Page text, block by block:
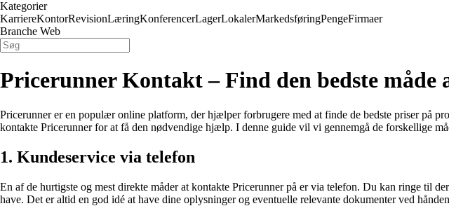
Kategorier
KarriereKontorRevisionLæringKonferencerLagerLokalerMarkedsføringPengeFirmaer
Branche Web
Pricerunner Kontakt – Find den bedste
Pricerunner er en populær online platform, der hjælper forbrugere med at finde de bedste priser på
kontakte Pricerunner for at få den nødvendige hjælp. I denne guide vil vi gennemgå de forskellige
1. Kundeservice via telefon
En af de hurtigste og mest direkte måder at kontakte Pricerunner på er via telefon. Du kan ringe til
have. Det er altid en god idé at have dine oplysninger og eventuelle relevante dokumenter ved